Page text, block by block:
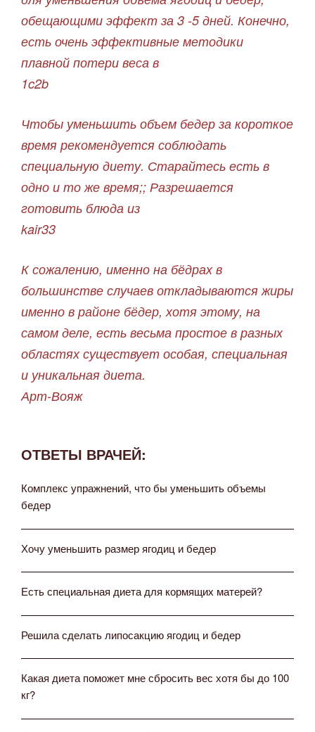
обещающими эффект за 3 -5 дней. Конечно,
есть очень эффективные методики
плавной потери веса в
1c2b
Чтобы уменьшить объем бедер за короткое
время рекомендуется соблюдать
специальную диету. Старайтесь есть в
одно и то же время;; Разрешается
готовить блюда из
kair33
К сожалению, именно на бёдрах в
большинстве случаев откладываются жиры
именно в районе бёдер, хотя этому, на
самом деле, есть весьма простое в разных
областях существует особая, специальная
и уникальная диета.
Арт-Вояж
ОТВЕТЫ ВРАЧЕЙ:
Комплекс упражнений, что бы уменьшить объемы
бедер
Хочу уменьшить размер ягодиц и бедер
Есть специальная диета для кормящих матерей?
Решила сделать липосакцию ягодиц и бедер
Какая диета поможет мне сбросить вес хотя бы до 100
кг?